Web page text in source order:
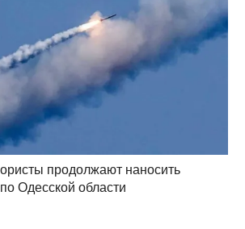
продолжают наносить
Одесской области